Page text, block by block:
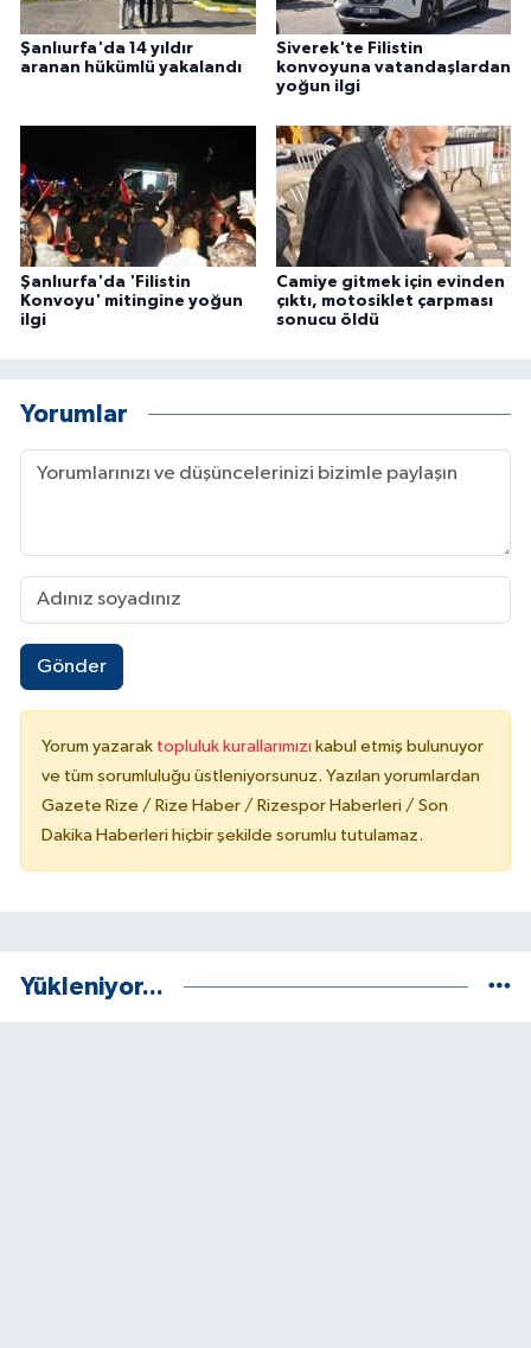
Şanlıurfa'da 14 yıldır
aranan hükümlü yakalandı
Siverek'te Filistin
konvoyuna vatandaşlardan
yoğun ilgi
Şanlıurfa'da 'Filistin
Konvoyu' mitingine yoğun
ilgi
Camiye gitmek için evinden
çıktı, motosiklet çarpması
sonucu öldü
Yorumlar
Gönder
Yorum yazarak topluluk kurallarımızı kabul etmiş bulunuyor
ve tüm sorumluluğu üstleniyorsunuz. Yazılan yorumlardan
Gazete Rize / Rize Haber / Rizespor Haberleri / Son
Dakika Haberleri hiçbir şekilde sorumlu tutulamaz.
Yükleniyor...
Sağlık
SİYASET
SPOR HABERLERİ
TEKNOLOJİ
Turizm
ÜLKE GÜNDEMİ
YEREL